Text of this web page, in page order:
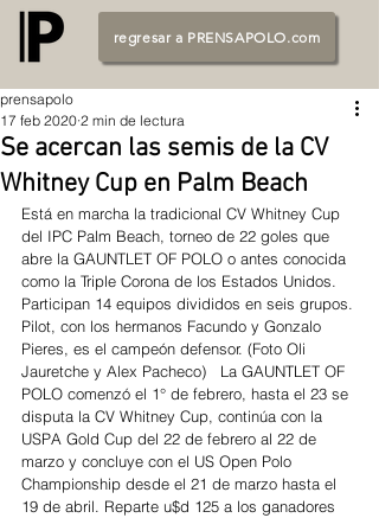
regresar a PRENSAPOLO.com
Se acercan las semis de la CV
Whitney Cup en Palm Beach
prensapolo
17 feb 2020 2 min de lectura
Está en marcha la tradicional CV Whitney Cup
del IPC Palm Beach, torneo de 22 goles que
abre la GAUNTLET OF POLO o antes conocida
como la Triple Corona de los Estados Unidos.
Participan 14 equipos divididos en seis grupos.
Pilot, con los hermanos Facundo y Gonzalo
Pieres, es el campeón defensor. (Foto Oli
Jauretche y Alex Pacheco)   La GAUNTLET OF
POLO comenzó el 1° de febrero, hasta el 23 se
disputa la CV Whitney Cup, continúa con la
USPA Gold Cup del 22 de febrero al 22 de
marzo y concluye con el US Open Polo
Championship desde el 21 de marzo hasta el
19 de abril. Reparte u$d 125 a los ganadores